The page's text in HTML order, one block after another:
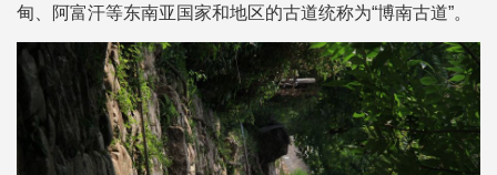
甸、阿富汗等东南亚国家和地区的古道统称为“博南古道”。